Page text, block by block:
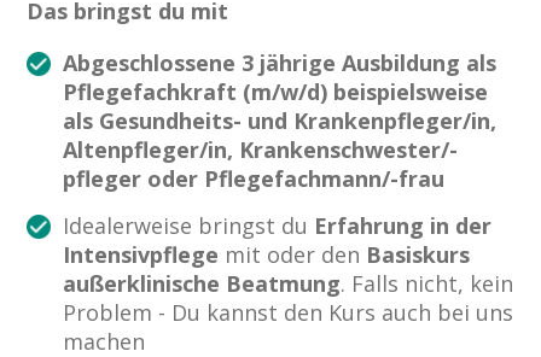
Das bringst du mit
Abgeschlossene 3 jährige Ausbildung als
Pflegefachkraft (m/w/d) beispielsweise
als Gesundheits- und Krankenpfleger/in,
Altenpfleger/in, Krankenschwester/-
pfleger oder Pflegefachmann/-frau
Idealerweise bringst du Erfahrung in der
Intensivpflege mit oder den Basiskurs
außerklinische Beatmung. Falls nicht, kein
Problem - Du kannst den Kurs auch bei uns
machen